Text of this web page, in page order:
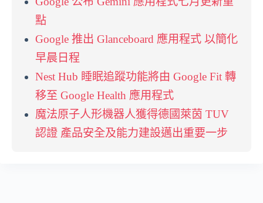
點
Google 推出 Glanceboard 應用程式 以簡化
早晨日程
Nest Hub 睡眠追蹤功能將由 Google Fit 轉
移至 Google Health 應用程式
魔法原子人形機器人獲得德國萊茵 TUV
認證 產品安全及能力建設邁出重要一步